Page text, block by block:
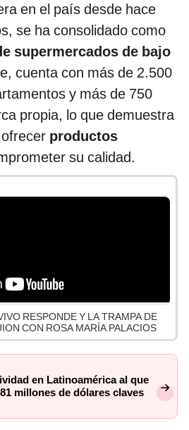
en el país desde hace
se ha consolidado como
supermercados de bajo
cuenta con más de 2.500
y más de 750
propia, lo que demuestra
productos
su calidad.
RESPONDE Y LA TRAMPA DE
CON ROSA MARÍA PALACIOS
en Latinoamérica al que
millones de dólares claves